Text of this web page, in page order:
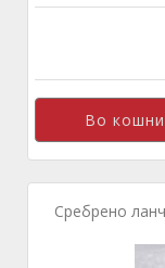
Сребрено